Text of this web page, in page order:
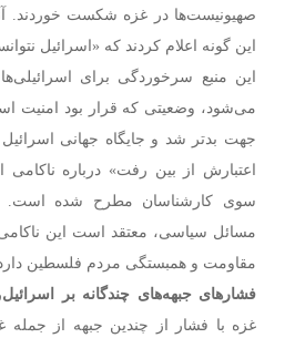
صهیونیست‌ها در غزه شکست خوردند.
این گونه اعلام کردند که «اسرائیل
این منبع سرخوردگی برای
می‌شود، وضعیتی که قرار بود امنیت
جهت بدتر شد و جایگاه جهانی
اعتبارش از بین رفت» درباره ناکامی
سوی کارشناسان مطرح شده است.
مسائل سیاسی، معتقد است این
مقاومت و همبستگی مردم فلسطین
فشارهای جبهه‌های چندگانه بر اسرائیل
غزه با فشار از چندین جبهه از جمله